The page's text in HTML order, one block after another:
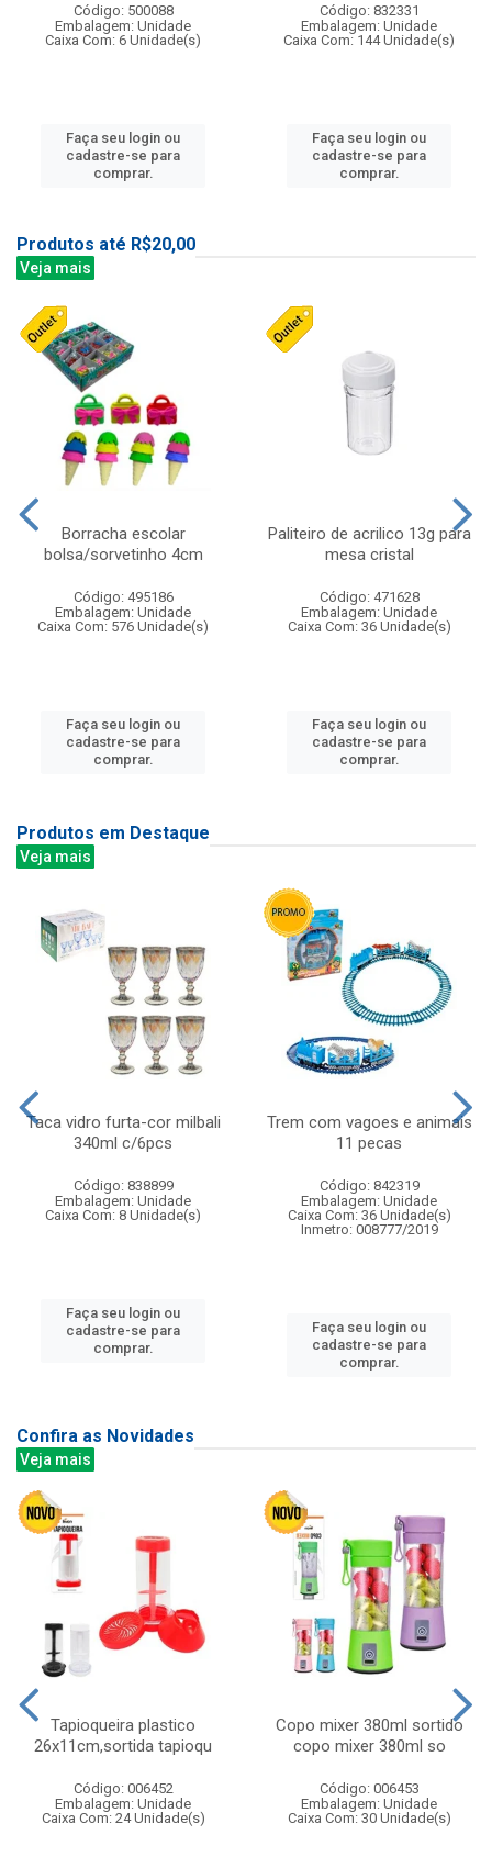
Código: 500088
Embalagem: Unidade
Caixa Com: 6 Unidade(s)
Faça seu login ou
cadastre-se para
comprar.
Código: 832331
Embalagem: Unidade
Caixa Com: 144 Unidade(s)
Faça seu login ou
cadastre-se para
comprar.
Produtos até R$20,00
Veja mais
Borracha escolar
bolsa/sorvetinho 4cm
Código: 495186
Embalagem: Unidade
Caixa Com: 576 Unidade(s)
Faça seu login ou
cadastre-se para
comprar.
Paliteiro de acrilico 13g para
mesa cristal
Código: 471628
Embalagem: Unidade
Caixa Com: 36 Unidade(s)
Faça seu login ou
cadastre-se para
comprar.
Produtos em Destaque
Veja mais
Taca vidro furta-cor milbali
340ml c/6pcs
Código: 838899
Embalagem: Unidade
Caixa Com: 8 Unidade(s)
Faça seu login ou
cadastre-se para
comprar.
Trem com vagoes e animais
11 pecas
Código: 842319
Embalagem: Unidade
Caixa Com: 36 Unidade(s)
Inmetro: 008777/2019
Faça seu login ou
cadastre-se para
comprar.
Confira as Novidades
Veja mais
Tapioqueira plastico
26x11cm,sortida tapioqu
Código: 006452
Embalagem: Unidade
Caixa Com: 24 Unidade(s)
Copo mixer 380ml sortido
copo mixer 380ml so
Código: 006453
Embalagem: Unidade
Caixa Com: 30 Unidade(s)